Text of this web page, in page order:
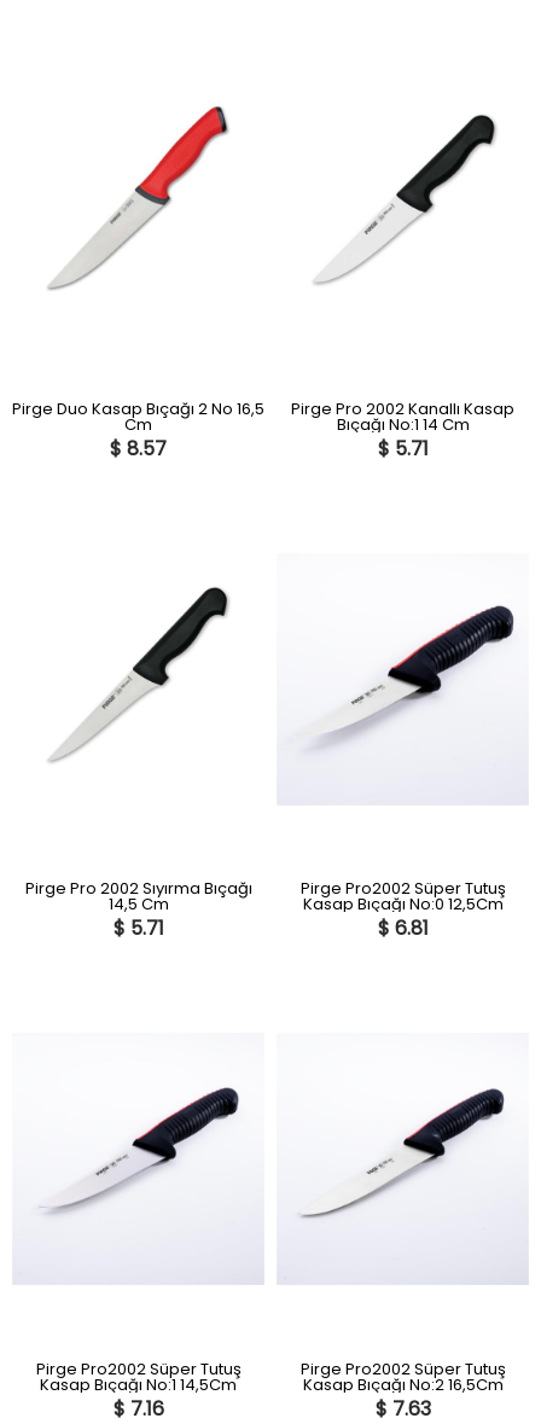
Pirge Duo Kasap Bıçağı 2 No 16,5
Cm
$ 8.57
Pirge Pro 2002 Kanallı Kasap
Bıçağı No:1 14 Cm
$ 5.71
Pirge Pro 2002 Sıyırma Bıçağı
14,5 Cm
$ 5.71
Pirge Pro2002 Süper Tutuş
Kasap Bıçağı No:0 12,5Cm
$ 6.81
Pirge Pro2002 Süper Tutuş
Kasap Bıçağı No:1 14,5Cm
$ 7.16
Pirge Pro2002 Süper Tutuş
Kasap Bıçağı No:2 16,5Cm
$ 7.63